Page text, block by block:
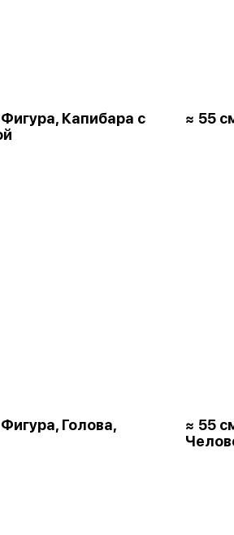
Капибара с
≈ 55
Голова,
≈ 55